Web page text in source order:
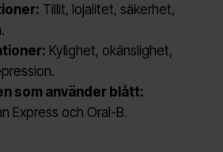
Tillit, lojalitet, säkerhet,
Kylighet, okänslighet,
som använder blått:
Express och Oral-B.